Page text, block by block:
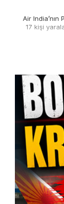
Air
17 kişi